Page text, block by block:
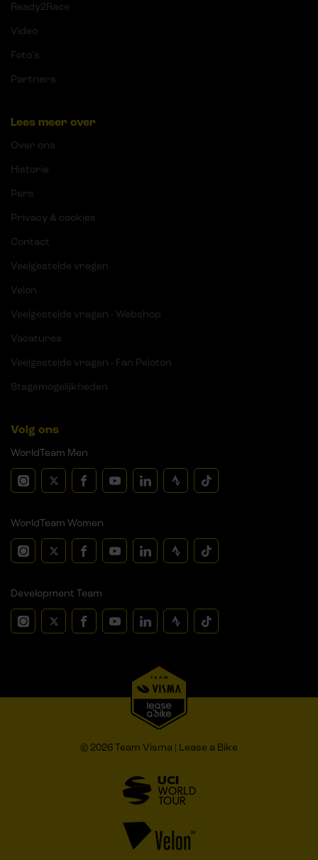
Ready2Race
Video
Foto's
Partners
Lees meer over
Over ons
Historie
Pers
Privacy & cookies
Contact
Veelgestelde vragen
Velon
Veelgestelde vragen - Webshop
Vacatures
Veelgestelde vragen - Fan Peloton
Stagemogelijkheden
Volg ons
WorldTeam Men
WorldTeam Women
Development Team
© 2026 Team Visma | Lease a Bike